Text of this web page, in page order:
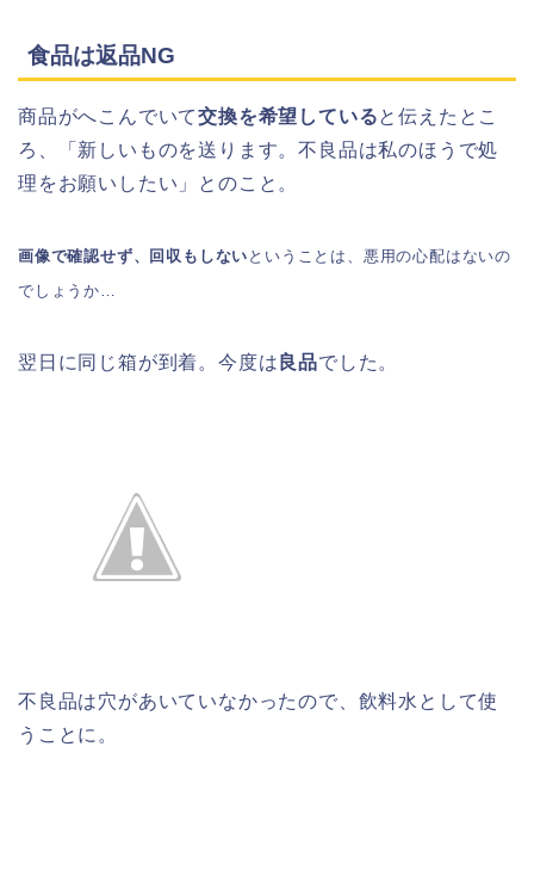
食品は返品NG
商品がへこんでいて交換を希望していると伝えたとこ
ろ、「新しいものを送ります。不良品は私のほうで処
理をお願いしたい」とのこと。
画像で確認せず、回収もしない ということは、悪用の心配はないの
でしょうか…
翌日に同じ箱が到着。今度は 良品でした。
不良品は穴があいていなかったので、飲料水として使
うことに。